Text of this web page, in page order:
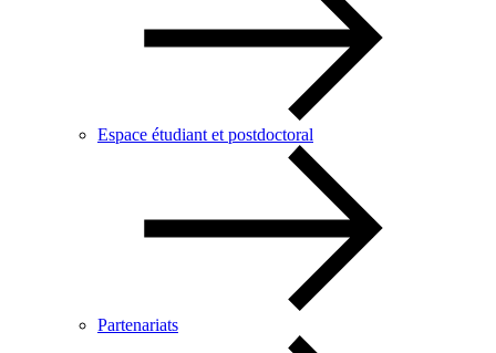
Espace étudiant et postdoctoral
Partenariats